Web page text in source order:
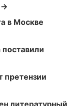
→
в Москве
претензии
литературный